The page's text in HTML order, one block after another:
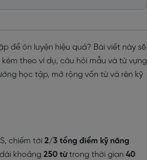
để ôn luyện hiệu quả? Bài viết này sẽ
theo ví dụ, câu hỏi mẫu và từ vựng
học tập, mở rộng vốn từ và rèn kỹ
chiếm tới 2/3 tổng điểm kỹ năng
khoảng 250 từtrong thời gian 40